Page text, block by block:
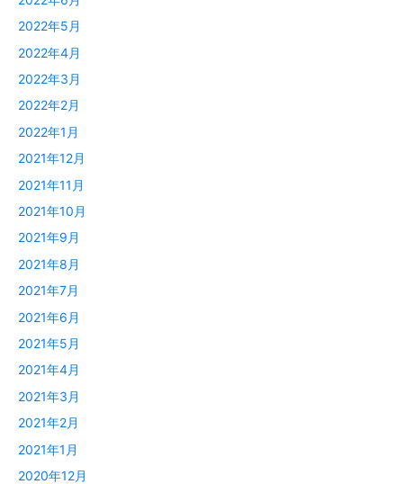
2022年5月
2022年4月
2022年3月
2022年2月
2022年1月
2021年12月
2021年11月
2021年10月
2021年9月
2021年8月
2021年7月
2021年6月
2021年5月
2021年4月
2021年3月
2021年2月
2021年1月
2020年12月